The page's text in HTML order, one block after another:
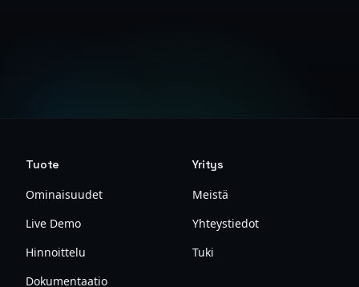
Tuote
Ominaisuudet
Live Demo
Hinnoittelu
Dokumentaatio
Yritys
Meistä
Yhteystiedot
Tuki